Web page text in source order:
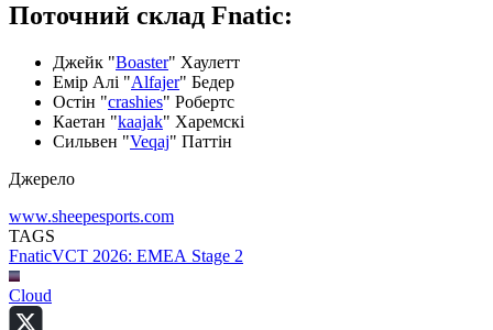
Поточний склад Fnatic:
Джейк "Boaster" Хаулетт
Емір Алі "Alfajer" Бедер
Остін "crashies" Робертс
Каетан "kaajak" Харемскі
Сильвен "Veqaj" Паттін
Джерело
www.sheepesports.com
TAGS
FnaticVCT 2026: EMEA Stage 2
Cloud